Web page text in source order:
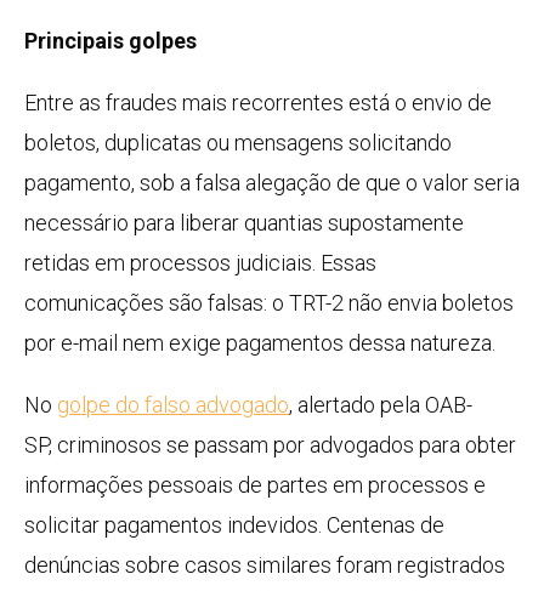
Principais golpes
Entre as fraudes mais recorrentes está o envio de
boletos, duplicatas ou mensagens solicitando
pagamento, sob a falsa alegação de que o valor seria
necessário para liberar quantias supostamente
retidas em processos judiciais. Essas
comunicações são falsas: o TRT-2 não envia boletos
por e-mail nem exige pagamentos dessa natureza.
No golpe do falso advogado, alertado pela OAB-
SP, criminosos se passam por advogados para obter
informações pessoais de partes em processos e
solicitar pagamentos indevidos. Centenas de
denúncias sobre casos similares foram registrados